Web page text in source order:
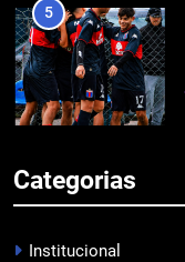
5
Categorias
Institucional